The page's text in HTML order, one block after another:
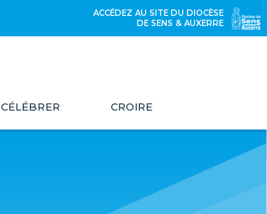
ACCÉDEZ AU SITE DU DIOCÈSE
DE SENS & AUXERRE
CÉLÉBRER CROIRE